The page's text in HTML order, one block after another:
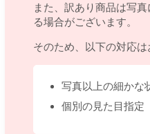
また、訳あり商品は写
る場合がございます。
そのため、以下の対応
写真以上の細かな
個別の見た目指定